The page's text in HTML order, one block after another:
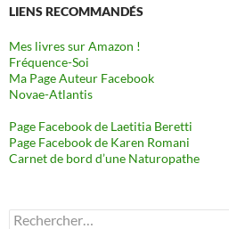
LIENS RECOMMANDÉS
Mes livres sur Amazon !
Fréquence-Soi
Ma Page Auteur Facebook
Novae-Atlantis
Page Facebook de Laetitia Beretti
Page Facebook de Karen Romani
Carnet de bord d’une Naturopathe
Rechercher :